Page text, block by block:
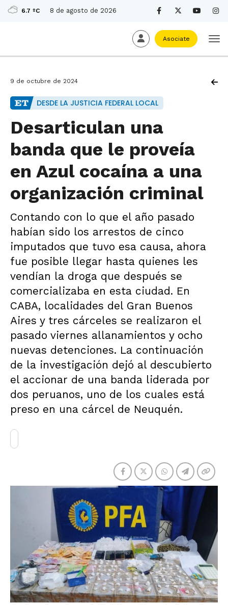
6.7 ºC 8 de agosto de 2026
Asociate
9 de octubre de 2024
DESDE LA JUSTICIA FEDERAL LOCAL
Desarticulan una
banda que le proveía
en Azul cocaína a una
organización criminal
Contando con lo que el año pasado
habían sido los arrestos de cinco
imputados que tuvo esa causa, ahora
fue posible llegar hasta quienes les
vendían la droga que después se
comercializaba en esta ciudad. En
CABA, localidades del Gran Buenos
Aires y tres cárceles se realizaron el
pasado viernes allanamientos y ocho
nuevas detenciones. La continuación
de la investigación dejó al descubierto
el accionar de una banda liderada por
dos peruanos, uno de los cuales está
preso en una cárcel de Neuquén.